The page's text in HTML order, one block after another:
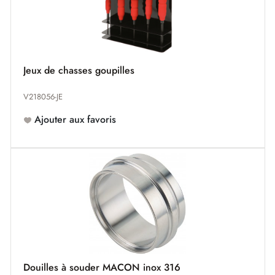
Jeux de chasses goupilles
V218056-JE
Ajouter aux favoris
Douilles à souder MACON inox 316